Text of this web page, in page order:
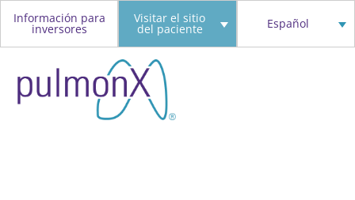
Skip
Español
Visitar el sitio
del paciente
Información para
inversores